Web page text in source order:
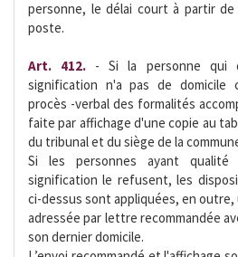
personne, le délai court à partir
poste.
Art. 412. - Si la personne qui
signification n'a pas de domicile
procès -verbal des formalités
faite par affichage d'une copie au
du tribunal et du siège de la
Si les personnes ayant
signification le refusent, les
ci-dessus sont appliquées, en
adressée par lettre recommandée
son dernier domicile.